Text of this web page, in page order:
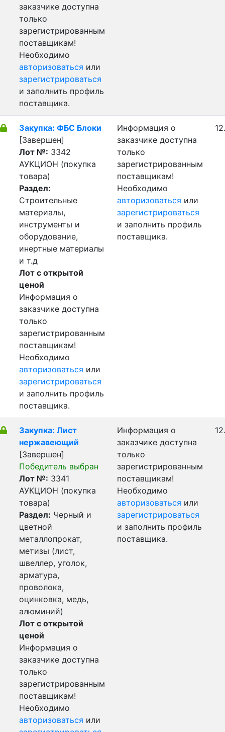
заказчике доступна
только
зарегистрированным
поставщикам!
Необходимо
авторизоваться или
зарегистрироваться
и заполнить профиль
поставщика.
Закупка: ФБС Блоки
[Завершен]
Лот №: 3342
АУКЦИОН (покупка
товара)
Раздел:
Строительные
материалы,
инструменты и
оборудование,
инертные материалы
и т.д
Лот с открытой
ценой
Информация о
заказчике доступна
только
зарегистрированным
поставщикам!
Необходимо
авторизоваться или
зарегистрироваться
и заполнить профиль
поставщика.
Информация о
заказчике доступна
только
зарегистрированным
поставщикам!
Необходимо
авторизоваться или
зарегистрироваться
и заполнить профиль
поставщика.
Закупка: Лист
нержавеющий
[Завершен]
Победитель выбран
Лот №: 3341
АУКЦИОН (покупка
товара)
Раздел: Черный и
цветной
металлопрокат,
метизы (лист,
швеллер, уголок,
арматура,
проволока,
оцинковка, медь,
алюминий)
Лот с открытой
ценой
Информация о
заказчике доступна
только
зарегистрированным
поставщикам!
Необходимо
авторизоваться или
Информация о
заказчике доступна
только
зарегистрированным
поставщикам!
Необходимо
авторизоваться или
зарегистрироваться
и заполнить профиль
поставщика.